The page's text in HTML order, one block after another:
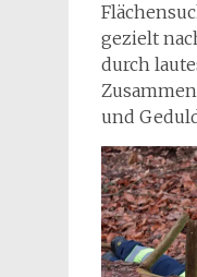
gezielt
durch
und